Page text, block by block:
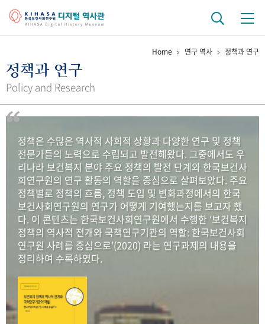
걸어온 길 기관 변천사
연구 역사
정책과 연구 키워드로 보는 연구 역사
연구자들
간행물 변천사
기록물 아카이브
사진 아카이브 문서 기록물 행정박물 영상 기록물
50+1주년 기념
성과 50선 숫자로 보는 50년
세계와 함께 한 KIHASA
Home 연구 역사 정책과 연구
정책과 연구
Policy and Research
정책은 수많은 역사적 사회적 상황과 다양한 연구 및 정책
전문가들의 노력으로 수립되고 발전해왔다. 그중에서도 우
리나라 보건복지 분야 주요 정책의 발전 단계와 한국보건사
회연구원의 연구 활동의 역할을 중심으로 살펴보았다. 주요
정책별로 정책의 흐름, 정책 도입 및 변화과정에서의 한국
보건사회연구원의 연구가 어떻게 기여했는지를 보고자 했
다. 이 콘텐츠는 한국보건사회연구원에서 수행한 ‘보건복지
정책의 역사적 전개와 국책연구기관의 역할: 한국보건사회
연구원 사례를 중심으로’(2020) 라는 연구과제의 내용을
정리하여 수록하였다.